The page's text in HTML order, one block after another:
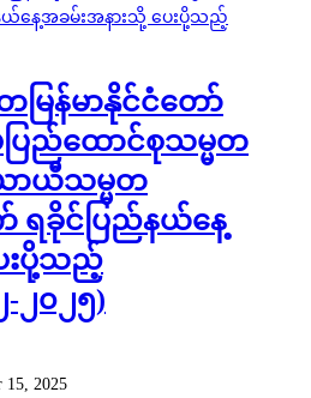
မြန်မာနိုင်ငံတော်
ြည်ထောင်စုသမ္မတ
ယာယီသမ္မတ
ရခိုင်ပြည်နယ်နေ့
းပို့သည့်
၂၀၂၅)
15, 2025